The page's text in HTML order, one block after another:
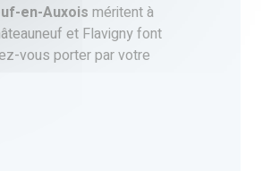
en-Auxois méritent à
et Flavigny font
vous porter par votre